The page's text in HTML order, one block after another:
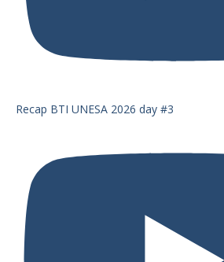
Recap BTI UNESA 2026 day #3